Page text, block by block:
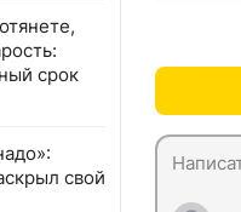
срок
свой